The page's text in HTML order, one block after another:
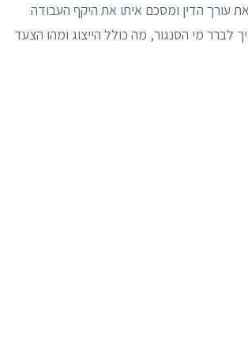
את עורך הדין ומסכם איתו את היקף העבודה
לברר מי הסנגור, מה כולל הייצוג ומהו הצעד